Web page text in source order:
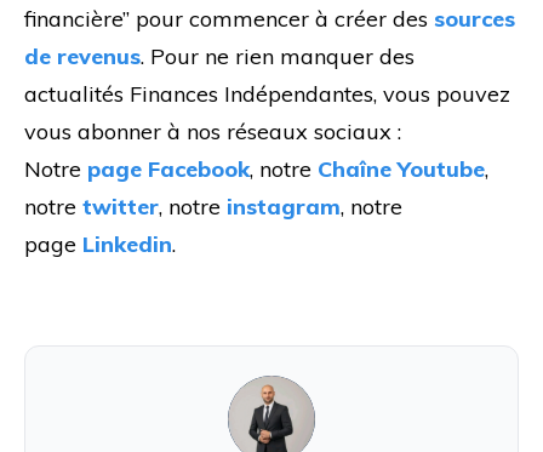
financière” pour commencer à créer des sources
de revenus. Pour ne rien manquer des
actualités Finances Indépendantes, vous pouvez
vous abonner à nos réseaux sociaux :
Notre page Facebook, notre Chaîne Youtube,
notre twitter, notre instagram, notre
page Linkedin.
J